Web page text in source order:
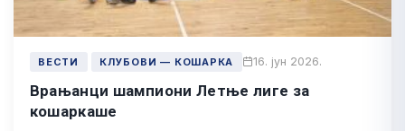
ВЕСТИ КЛУБОВИ — КОШАРКА 16. јун 2026.
Врањанци шампиони Летње лиге за
кошаркаше